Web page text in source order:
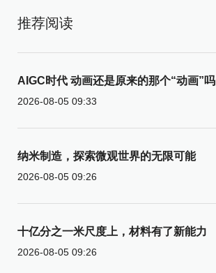
推荐阅读
AIGC时代 动画还是原来的那个“动画”吗
2026-08-05 09:33
纳米制造，探索微观世界的无限可能
2026-08-05 09:26
十亿分之一米尺度上，材料有了新能力
2026-08-05 09:26